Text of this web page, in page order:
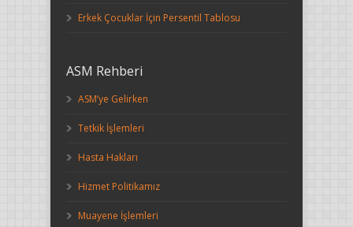
Erkek Çocuklar İçin Persentil Tablosu
ASM Rehberi
ASM’ye Gelirken
Tetkik İşlemleri
Hasta Hakları
Hizmet Politikamız
Muayene İşlemleri